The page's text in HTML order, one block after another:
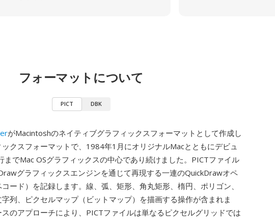
フォーマットについて
PICT DBK
がMacintoshのネイティブグラフィックスフォーマットとして作成し
クスフォーマットで、1984年1月にオリジナルMacとともにデビュ
までMac OSグラフィックスの中心であり続けました。PICTファイル
グラフィックスエンジンを通じて再現する一連のQuickDrawオペ
ード）を記録します。線、弧、矩形、角丸矩形、楕円、ポリゴン、
列、ピクセルマップ（ビットマップ）を描画する操作が含まれま
のアプローチにより、PICTファイルは単なるピクセルグリッドでは